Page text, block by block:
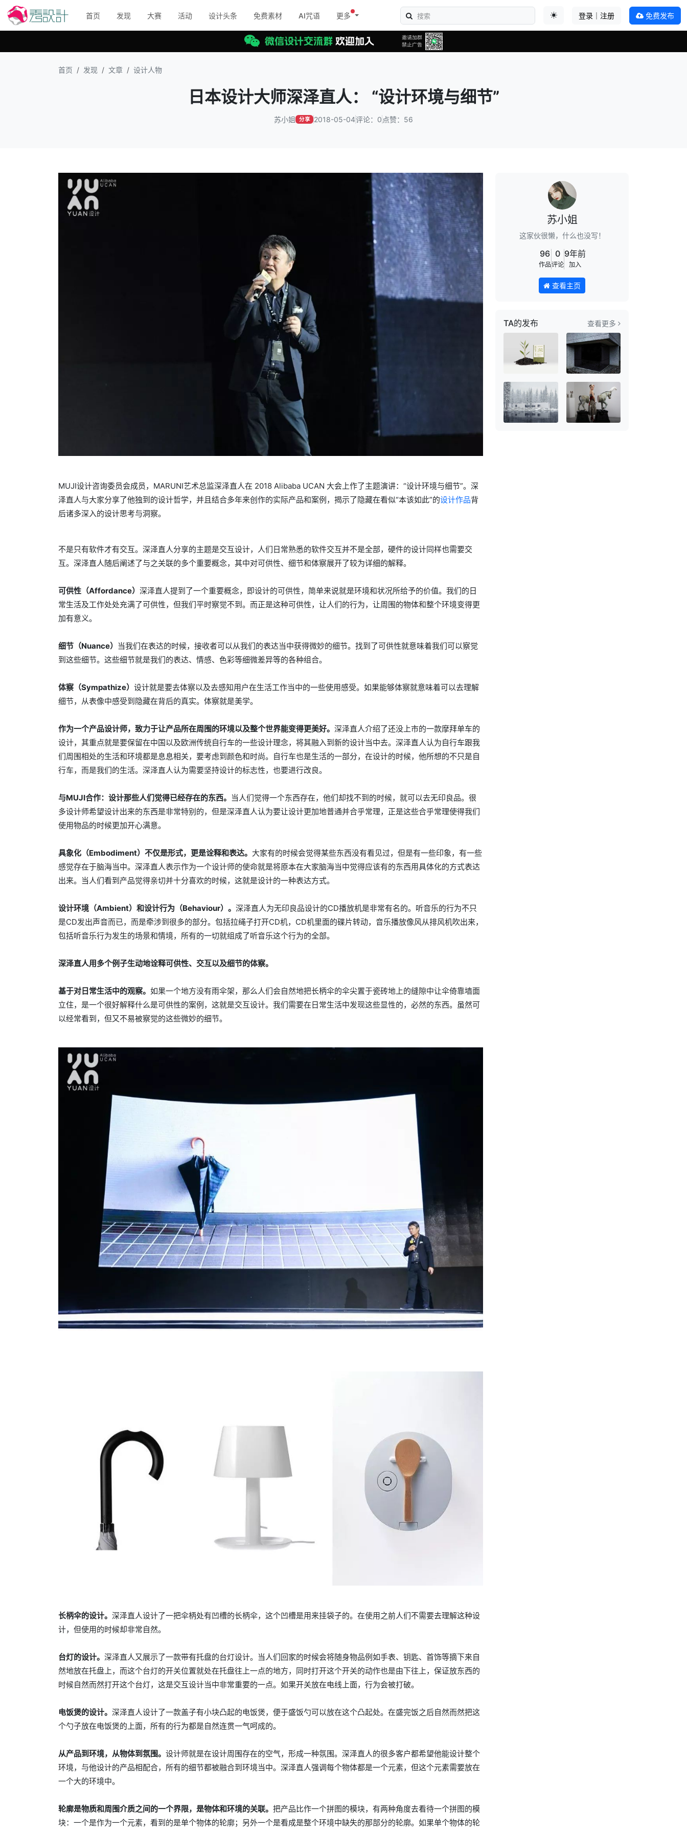
首页 发现 大赛 活动 设计头条 免费素材 AI咒语
更多
登录｜注册 免费发布
首页 发现 文章 设计人物
日本设计大师深泽直人： “设计环境与细节”
苏小姐 分享 2018-05-04评论：0 点赞：56
MUJI设计咨询委员会成员，MARUNI艺术总监深泽直人在 2018 Alibaba UCAN 大会上作了主题演讲：“设计环境与细节”。深
泽直人与大家分享了他独到的设计哲学，并且结合多年来创作的实际产品和案例，揭示了隐藏在看似“本该如此”的设计作品背
后诸多深入的设计思考与洞察。
不是只有软件才有交互。深泽直人分享的主题是交互设计，人们日常熟悉的软件交互并不是全部，硬件的设计同样也需要交
互。深泽直人随后阐述了与之关联的多个重要概念，其中对可供性、细节和体察展开了较为详细的解释。
可供性（Affordance） 深泽直人提到了一个重要概念，即设计的可供性，简单来说就是环境和状况所给予的价值。我们的日
常生活及工作处处充满了可供性，但我们平时察觉不到。而正是这种可供性，让人们的行为，让周围的物体和整个环境变得更
加有意义。
细节（Nuance） 当我们在表达的时候，接收者可以从我们的表达当中获得微妙的细节。找到了可供性就意味着我们可以察觉
到这些细节。这些细节就是我们的表达、情感、色彩等细微差异等的各种组合。
体察（Sympathize） 设计就是要去体察以及去感知用户在生活工作当中的一些使用感受。如果能够体察就意味着可以去理解
细节，从表像中感受到隐藏在背后的真实。体察就是美学。
作为一个产品设计师，致力于让产品所在周围的环境以及整个世界能变得更美好。 深泽直人介绍了还没上市的一款摩拜单车的
设计，其重点就是要保留在中国以及欧洲传统自行车的一些设计理念，将其融入到新的设计当中去。深泽直人认为自行车跟我
们周围相处的生活和环境都是息息相关，要考虑到颜色和时尚。自行车也是生活的一部分，在设计的时候，他所想的不只是自
行车，而是我们的生活。深泽直人认为需要坚持设计的标志性，也要进行改良。
与MUJI合作：设计那些人们觉得已经存在的东西。 当人们觉得一个东西存在，他们却找不到的时候，就可以去无印良品。很
多设计师希望设计出来的东西是非常特别的，但是深泽直人认为要让设计更加地普通并合乎常理，正是这些合乎常理使得我们
使用物品的时候更加开心满意。
具象化（Embodiment）不仅是形式，更是诠释和表达。 大家有的时候会觉得某些东西没有看见过，但是有一些印象，有一些
感觉存在于脑海当中。深泽直人表示作为一个设计师的使命就是将原本在大家脑海当中觉得应该有的东西用具体化的方式表达
出来。当人们看到产品觉得亲切并十分喜欢的时候，这就是设计的一种表达方式。
设计环境（Ambient）和设计行为（Behaviour）。 深泽直人为无印良品设计的CD播放机是非常有名的。听音乐的行为不只
是CD发出声音而已，而是牵涉到很多的部分。包括拉绳子打开CD机，CD机里面的碟片转动，音乐播放像风从排风机吹出来，
包括听音乐行为发生的场景和情境，所有的一切就组成了听音乐这个行为的全部。
深泽直人用多个例子生动地诠释可供性、交互以及细节的体察。
基于对日常生活中的观察。 如果一个地方没有雨伞架，那么人们会自然地把长柄伞的伞尖置于瓷砖地上的缝隙中让伞倚靠墙面
立住，是一个很好解释什么是可供性的案例，这就是交互设计。我们需要在日常生活中发现这些显性的，必然的东西。虽然可
以经常看到，但又不易被察觉的这些微妙的细节。
长柄伞的设计。 深泽直人设计了一把伞柄处有凹槽的长柄伞，这个凹槽是用来挂袋子的。在使用之前人们不需要去理解这种设
计，但使用的时候却非常自然。
台灯的设计。 深泽直人又展示了一款带有托盘的台灯设计。当人们回家的时候会将随身物品例如手表、钥匙、首饰等摘下来自
然地放在托盘上，而这个台灯的开关位置就处在托盘往上一点的地方，同时打开这个开关的动作也是由下往上，保证放东西的
时候自然而然打开这个台灯，这是交互设计当中非常重要的一点。如果开关放在电线上面，行为会被打破。
电饭煲的设计。 深泽直人设计了一款盖子有小块凸起的电饭煲，便于盛饭勺可以放在这个凸起处。在盛完饭之后自然而然把这
个勺子放在电饭煲的上面，所有的行为都是自然连贯一气呵成的。
从产品到环境，从物体到氛围。 设计师就是在设计周围存在的空气，形成一种氛围。深泽直人的很多客户都希望他能设计整个
环境，与他设计的产品相配合，所有的细节都被融合到环境当中。深泽直人强调每个物体都是一个元素，但这个元素需要放在
一个大的环境中。
轮廓是物质和周围介质之间的一个界限，是物体和环境的关联。 把产品比作一个拼图的模块，有两种角度去看待一个拼图的模
块：一个是作为一个元素，看到的是单个物体的轮廓；另外一个是看成是整个环境中缺失的那部分的轮廓。如果单个物体的轮
苏小姐
这家伙很懒，什么也没写！
96
作品
0
评论
9年前
加入
查看主页
TA的发布 查看更多